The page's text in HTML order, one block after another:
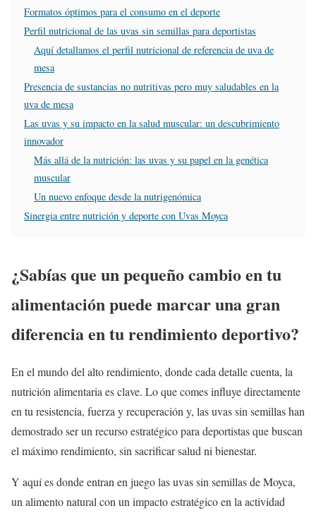
Formatos óptimos para el consumo en el deporte
Perfil nutricional de las uvas sin semillas para deportistas
Aquí detallamos el perfil nutricional de referencia de uva de
mesa
Presencia de sustancias no nutritivas pero muy saludables en la
uva de mesa
Las uvas y su impacto en la salud muscular: un descubrimiento
innovador
Más allá de la nutrición: las uvas y su papel en la genética
muscular
Un nuevo enfoque desde la nutrigenómica
Sinergia entre nutrición y deporte con Uvas Moyca
¿Sabías que un pequeño cambio en tu
alimentación puede marcar una gran
diferencia en tu rendimiento deportivo?
En el mundo del alto rendimiento, donde cada detalle cuenta, la
nutrición alimentaria es clave. Lo que comes influye directamente
en tu resistencia, fuerza y recuperación y, las uvas sin semillas han
demostrado ser un recurso estratégico para deportistas que buscan
el máximo rendimiento, sin sacrificar salud ni bienestar.
Y aquí es donde entran en juego las uvas sin semillas de Moyca,
un alimento natural con un impacto estratégico en la actividad